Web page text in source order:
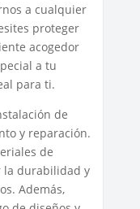
a cualquier
proteger
acogedor
a tu
para ti.
de
y reparación.
de
la durabilidad y
Además,